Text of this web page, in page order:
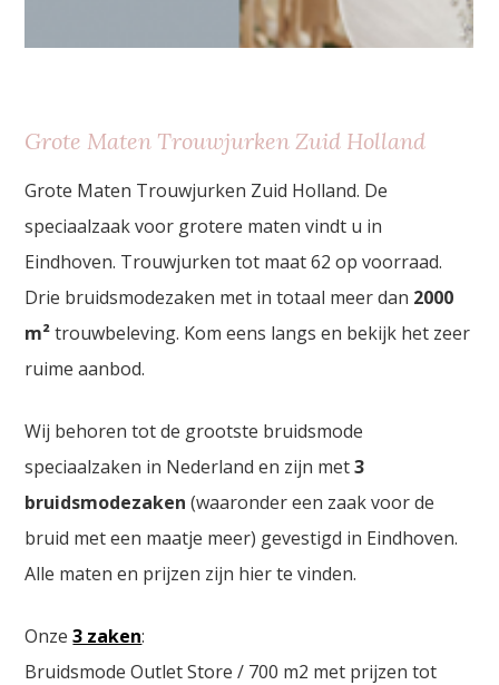
Grote Maten Trouwjurken Zuid Holland
Grote Maten Trouwjurken Zuid Holland. De
speciaalzaak voor grotere maten vindt u in
Eindhoven. Trouwjurken tot maat 62 op voorraad.
Drie bruidsmodezaken met in totaal meer dan 2000
m²trouwbeleving. Kom eens langs en bekijk het zeer
ruime aanbod.
Wij behoren tot de grootste bruidsmode
speciaalzaken in Nederland en zijn met3
bruidsmodezaken (waaronder een zaak voor de
bruid met een maatje meer) gevestigd in Eindhoven.
Alle maten en prijzen zijn hier te vinden.
Onze3 zaken:
Bruidsmode Outlet Store / 700 m2 met prijzen tot